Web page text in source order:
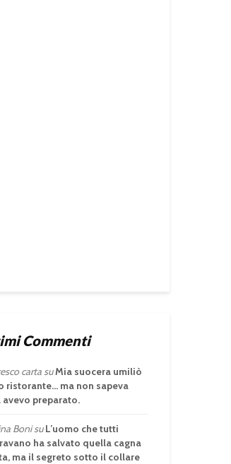
Commenti
cartasuMia suocera umiliò
ristorante… ma non sapeva
avevo preparato.
BonisuL’uomo che tutti
ha salvato quella cagna
ma il segreto sotto il collare